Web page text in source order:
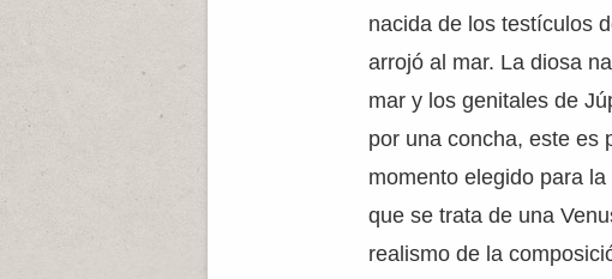
nacida de los testículos
arrojó al mar. La diosa
mar y los genitales de
por una concha, este es
momento elegido para
que se trata de una
realismo de la